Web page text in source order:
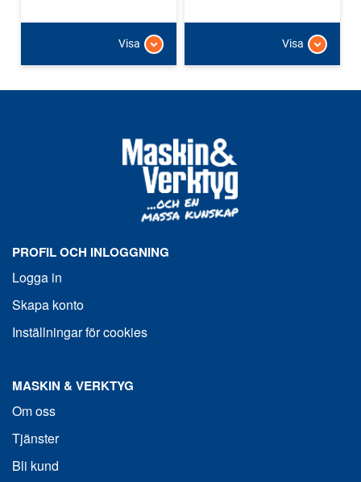
Visa Visa
PROFIL OCH INLOGGNING
Logga in
Skapa konto
Inställningar för cookies
MASKIN & VERKTYG
Om oss
Tjänster
Bli kund